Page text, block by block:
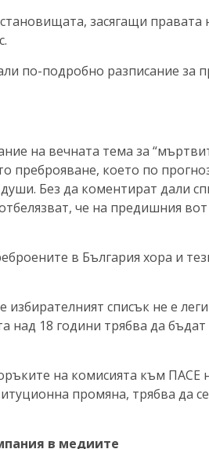
засягащи правата
по-подробно разписание за
на вечната тема за
преброяване, което по
Без да коментират дали
че на предишния вот
в България хора и
списък не е
над 18 години трябва да
на комисията към ПАСЕ
промяна, трябва да
в медиите